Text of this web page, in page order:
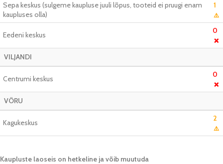
Sepa keskus (sulgeme kaupluse juuli lõpus, tooteid ei pruugi enam
kaupluses olla)
1
⚠️
Eedeni keskus 0
❌
VILJANDI
Centrumi keskus 0
❌
VÕRU
Kagukeskus 2
⚠️
Kaupluste laoseis on hetkeline ja võib muutuda​